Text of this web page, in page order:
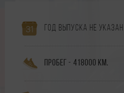
Год выпуска не указан
Пробег - 418000 км.